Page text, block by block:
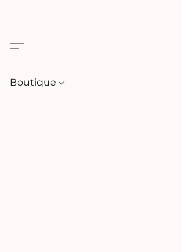
Boutique